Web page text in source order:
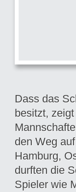
Dass das
besitzt,
den Weg
Hamburg,
durften die
Spieler wie